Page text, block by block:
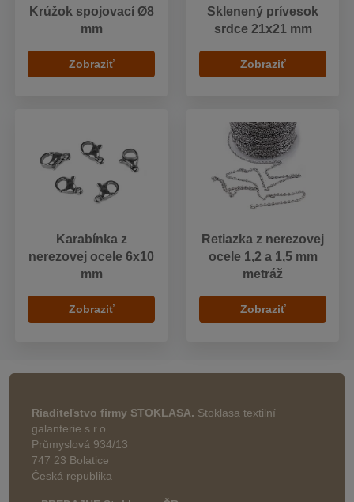
Krúžok spojovací Ø8
mm
Zobraziť
Sklenený prívesok
srdce 21x21 mm
Zobraziť
Karabínka z
nerezovej ocele 6x10
mm
Zobraziť
Retiazka z nerezovej
ocele 1,2 a 1,5 mm
metráž
Zobraziť
Riaditeľstvo firmy STOKLASA. Stoklasa textilní
galanterie s.r.o.
Průmyslová 934/13
747 23 Bolatice
Česká republika